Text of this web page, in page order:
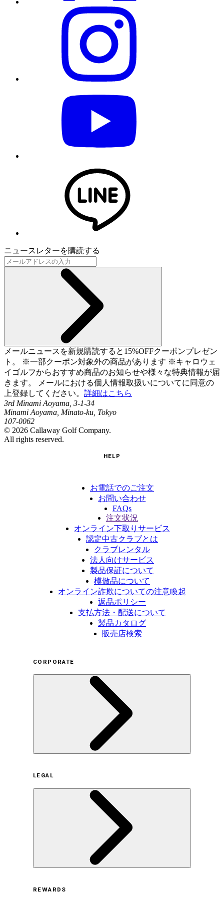
ニュースレターを購読する
メールニュースを新規購読すると15%OFFクーポンプレゼン
ト。 ※一部クーポン対象外の商品があります ※キャロウェ
イゴルフからおすすめ商品のお知らせや様々な特典情報が届
きます。 メールにおける個人情報取扱いについてに同意の
上登録してください。 詳細はこちら
3rd Minami Aoyama, 3-1-34
Minami Aoyama, Minato-ku, Tokyo
107-0062
© 2026 Callaway Golf Company.
All rights reserved.
HELP
お電話でのご注文
お問い合わせ
FAQs
注文状況
オンライン下取りサービス
認定中古クラブとは
クラブレンタル
法人向けサービス
製品保証について
模倣品について
オンライン詐欺についての注意喚起
返品ポリシー
支払方法・配送について
製品カタログ
販売店検索
CORPORATE
サステナビリティの取り組み（日本）
サステナビリティの取り組み（米国/英語）
ヒストリー
採用情報
LEGAL
REWARDS